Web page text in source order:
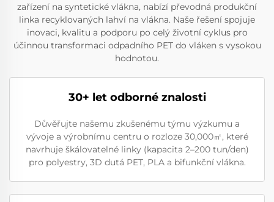
zařízení na syntetické vlákna, nabízí převodná produkční
linka recyklovaných lahví na vlákna. Naše řešení spojuje
inovaci, kvalitu a podporu po celý životní cyklus pro
účinnou transformaci odpadního PET do vláken s vysokou
hodnotou.
30+ let odborné znalosti
Důvěřujte našemu zkušenému týmu výzkumu a
vývoje a výrobnímu centru o rozloze 30,000㎡, které
navrhuje škálovatelné linky (kapacita 2–200 tun/den)
pro polyestry, 3D dutá PET, PLA a bifunkční vlákna.